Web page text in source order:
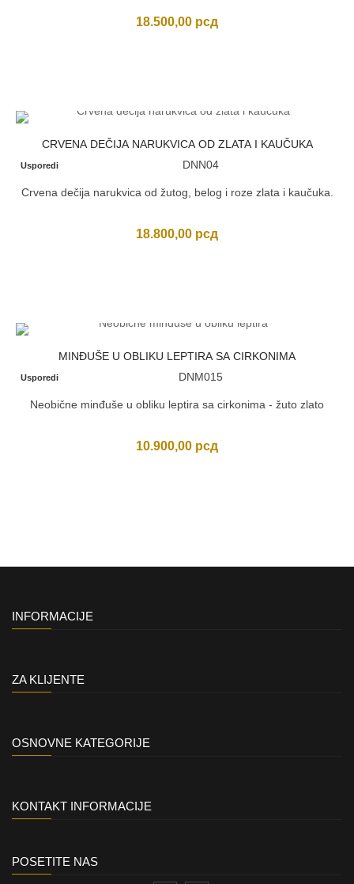
18.500,00 рсд
CRVENA DEČIJA NARUKVICA OD ZLATA I KAUČUKA
Usporedi DNN04
Crvena dečija narukvica od žutog, belog i roze zlata i kaučuka.
18.800,00 рсд
MINĐUŠE U OBLIKU LEPTIRA SA CIRKONIMA
Usporedi DNM015
Neobične minđuše u obliku leptira sa cirkonima - žuto zlato
10.900,00 рсд
INFORMACIJE
ZA KLIJENTE
OSNOVNE KATEGORIJE
KONTAKT INFORMACIJE
POSETITE NAS